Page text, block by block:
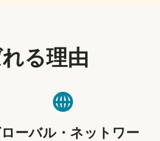
る理由
ーバル・ネットワー